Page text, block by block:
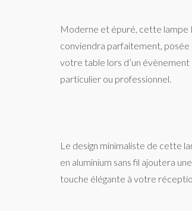
Moderne et épuré, cette lampe
conviendra parfaitement, posée
votre table lors d’un évènement
particulier ou professionnel.
Le design minimaliste de cette
en aluminium sans fil ajoutera une
touche élégante à votre